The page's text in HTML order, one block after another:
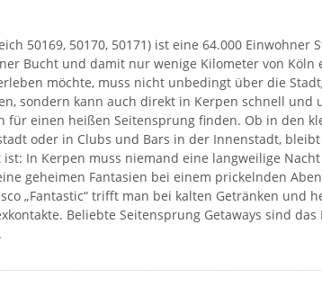
50169, 50170, 50171) ist eine 64.000 Einwohner
Bucht und damit nur wenige Kilometer von Köln
möchte, muss nicht unbedingt über die
sondern kann auch direkt in Kerpen schnell und
für einen heißen Seitensprung finden. Ob in den
oder in Clubs und Bars in der Innenstadt,
ist: In Kerpen muss niemand eine langweilige
geheimen Fantasien bei einem prickelnden
„Fantastic“ trifft man bei kalten Getränken und
Beliebte Seitensprung Getaways sind das